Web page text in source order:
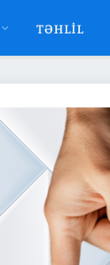
TƏHLIL